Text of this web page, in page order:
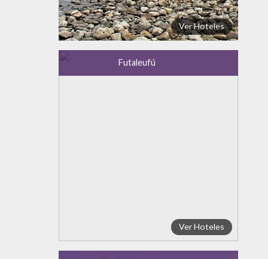
Ver Hoteles
Futaleufú
Ver Hoteles